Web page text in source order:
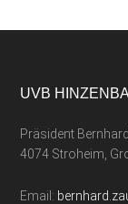
UVB
Präsident
4074 Stroheim,
Email: